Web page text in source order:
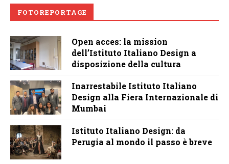
FOTOREPORTAGE
Open acces: la mission
dell’Istituto Italiano Design a
disposizione della cultura
Inarrestabile Istituto Italiano
Design alla Fiera Internazionale di
Mumbai
Istituto Italiano Design: da
Perugia al mondo il passo è breve